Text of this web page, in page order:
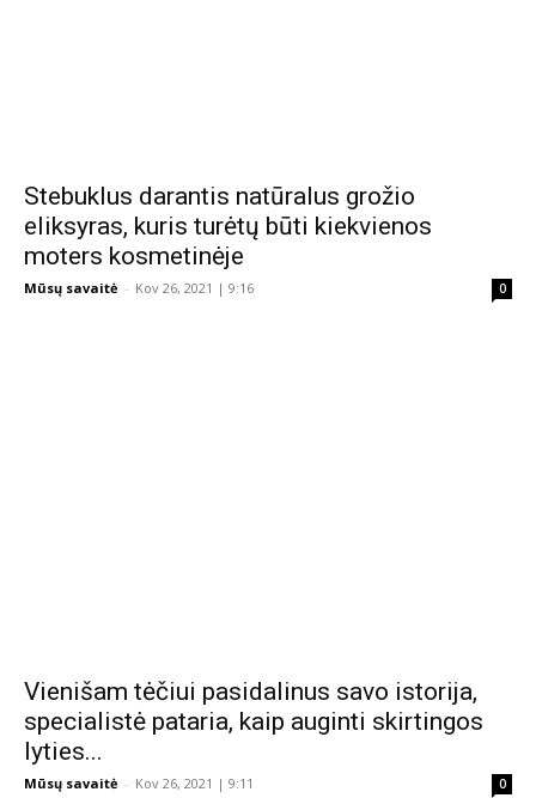
Stebuklus darantis natūralus grožio
eliksyras, kuris turėtų būti kiekvienos
moters kosmetinėje
Mūsų savaitė - Kov 26, 2021 | 9:16 0
Vienišam tėčiui pasidalinus savo istorija,
specialistė pataria, kaip auginti skirtingos
lyties...
Mūsų savaitė - Kov 26, 2021 | 9:11 0